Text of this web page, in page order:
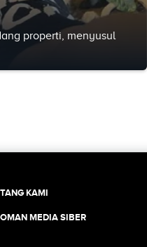
properti, menyusul
KAMI
MEDIA SIBER